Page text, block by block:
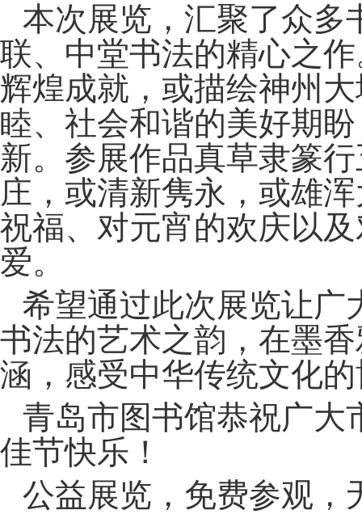
本次展览，汇聚了众多
联、中堂书法的精心之
辉煌成就，或描绘神州
睦、社会和谐的美好期
新。参展作品真草隶篆
庄，或清新隽永，或雄
祝福、对元宵的欢庆以
爱。
希望通过此次展览让广
书法的艺术之韵，在墨
涵，感受中华传统文化
青岛市图书馆恭祝广大
佳节快乐！
公益展览，免费参观，